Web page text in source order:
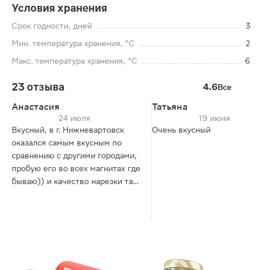
Условия хранения
Срок годности, дней
3
Мин. температура хранения, °C
2
Макс. температура хранения, °C
6
23 отзыва 4.6Все
Анастасия
24 июля
Вкусный, в г. Нижневартовск
оказался самым вкусным по
сравнению с другими городами,
пробую его во всех магнитах где
бываю)) и качество нарезки так
Татьяна
19 июня
Очень вкусный